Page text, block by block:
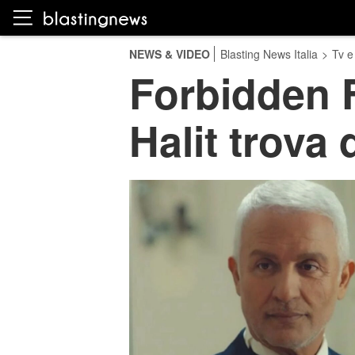
NEWS & VIDEO Blasting News Italia > Tv
Forbidden
Halit trova